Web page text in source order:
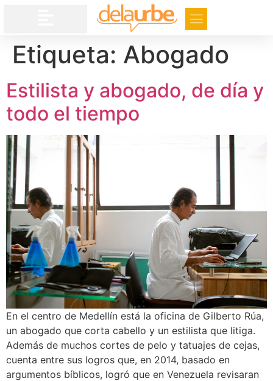
Etiqueta: Abogado
Estilista y abogado, de día y
todo el tiempo
En el centro de Medellín está la oficina de Gilberto Rúa,
un abogado que corta cabello y un estilista que litiga.
Además de muchos cortes de pelo y tatuajes de cejas,
cuenta entre sus logros que, en 2014, basado en
argumentos bíblicos, logró que en Venezuela revisaran